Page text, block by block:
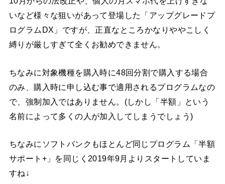
いなど様々な狙いがあって登場した「アップグレードプ
ログラムDX」ですが、正直なところかなりややこしく
縛りが厳しすぎて全くお勧めできません。
ちなみに対象機種を購入時に48回分割で購入する場合
のみ、購入時に申し込む事で適用されるプログラムなの
で、強制加入ではありません。(しかし「半額」という
名前によって多くの人が加入してしまうでしょう)
ちなみにソフトバンクもほとんど同じプログラム「半額
サポート+」を同じく2019年9月よりスタートしていま
すね↓